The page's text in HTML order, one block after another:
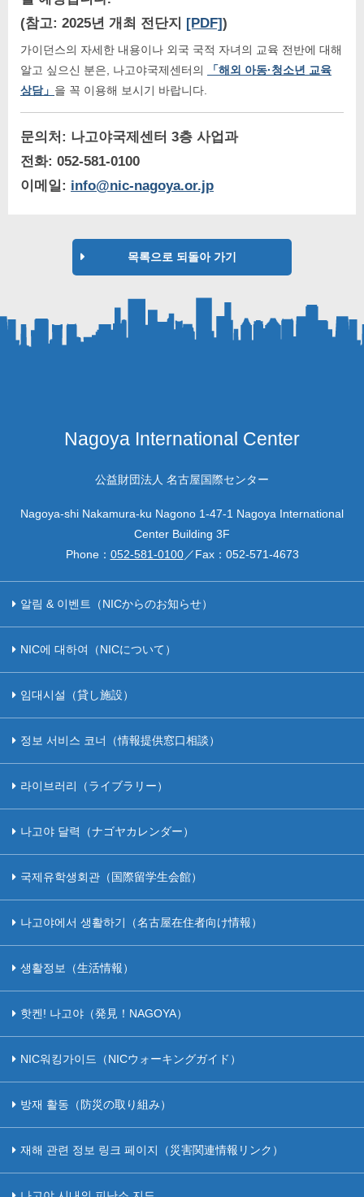
(참고: 2025년 개최 전단지 [PDF])
가이던스의 자세한 내용이나 외국 국적 자녀의 교육 전반에 대해
알고 싶으신 분은, 나고야국제센터의
「해외 아동·청소년 교육
상담」 을 꼭 이용해 보시기 바랍니다.
문의처: 나고야국제센터 3층 사업과
전화: 052-581-0100
이메일: info@nic-nagoya.or.jp
목록으로 되돌아 가기
Nagoya International Center
公益財団法人 名古屋国際センター
Nagoya-shi Nakamura-ku Nagono 1-47-1 Nagoya International
Center Building 3F
Phone： 052-581-0100／Fax： 052-571-4673
알림 & 이벤트（NICからのお知らせ）
NIC에 대하여（NICについて）
임대시설（貸し施設）
정보 서비스 코너（情報提供窓口相談）
라이브러리（ライブラリー）
나고야 달력（ナゴヤカレンダー）
국제유학생회관（国際留学生会館）
나고야에서 생활하기（名古屋在住者向け情報）
생활정보（生活情報）
핫켄! 나고야（発見！NAGOYA）
NIC워킹가이드（NICウォーキングガイド）
방재 활동（防災の取り組み）
재해 관련 정보 링크 페이지（災害関連情報リンク）